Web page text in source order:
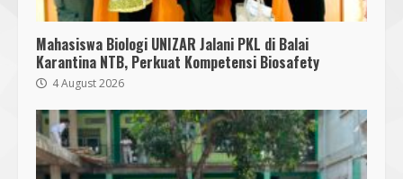
Mahasiswa Biologi UNIZAR Jalani PKL di Balai
Karantina NTB, Perkuat Kompetensi Biosafety
4 August 2026